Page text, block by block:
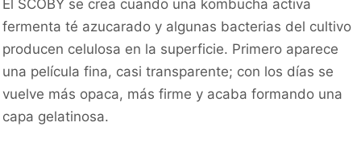
El SCOBY se crea cuando una kombucha activa
fermenta té azucarado y algunas bacterias del cultivo
producen celulosa en la superficie. Primero aparece
una película fina, casi transparente; con los días se
vuelve más opaca, más firme y acaba formando una
capa gelatinosa.